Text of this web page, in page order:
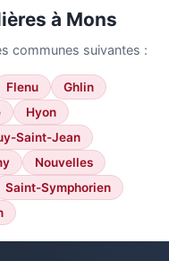
à Mons
communes suivantes :
Flenu
Ghlin
Hyon
Saint-Jean
Nouvelles
Saint-Symphorien